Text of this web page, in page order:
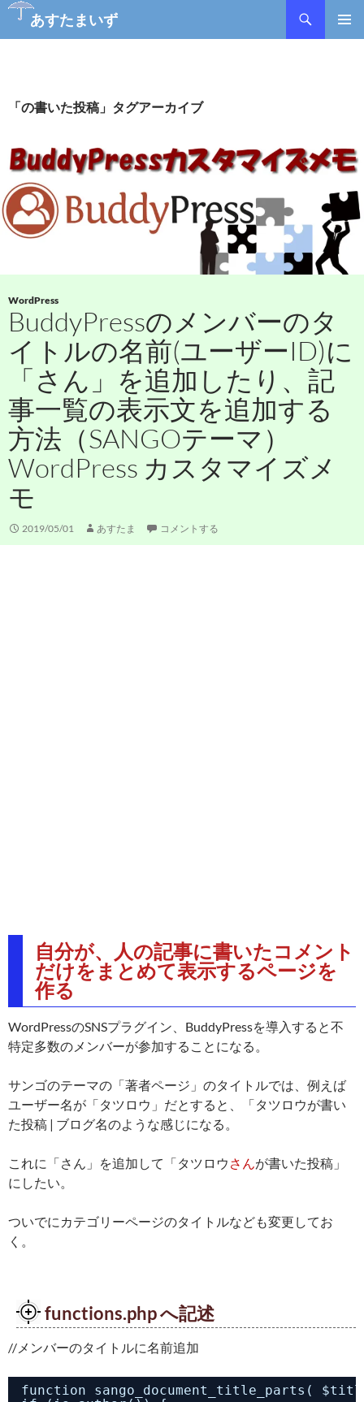
あすたまいず
検
ツ
キ
ッ
プ
「の書いた投稿」タグアーカイブ
WordPress
BuddyPressのメンバーのタ
イトルの名前(ユーザーID)に
「さん」を追加したり、記
事一覧の表示文を追加する
方法（SANGOテーマ）
WordPress カスタマイズメ
モ
2019/05/01 あすたま コメントする
自分が、人の記事に書いたコメント
だけをまとめて表示するページを
作る
WordPressのSNSプラグイン、BuddyPressを導入すると不
特定多数のメンバーが参加することになる。
サンゴのテーマの「著者ページ」のタイトルでは、例えば
ユーザー名が「タツロウ」だとすると、「タツロウが書い
た投稿 | ブログ名のような感じになる。
これに「さん」を追加して「タツロウ さんが書いた投稿」
にしたい。
ついでにカテゴリーページのタイトルなども変更してお
く。
functions.php へ記述
//メンバーのタイトルに名前追加
function sango_document_title_parts(